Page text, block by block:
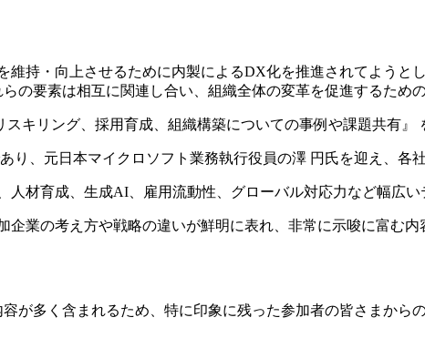
持・向上させるために内製によるDX化を推進されてようと
の要素は相互に関連し合い、組織全体の変革を促進するための
キリング、採用育成、組織構築についての事例や課題共有』
り、元日本マイクロソフト業務執行役員の澤 円氏を迎え、各
材育成、生成AI、雇用流動性、グローバル対応力など幅広い
業の考え方や戦略の違いが鮮明に表れ、非常に示唆に富む内
が多く含まれるため、特に印象に残った参加者の皆さまから